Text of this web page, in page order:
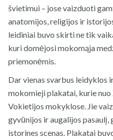
švietimui – jose vaizduoti
anatomijos, religijos ir
leidiniai buvo skirti ne tik
kuri domėjosi mokomąja
priemonėmis.
Dar vienas svarbus leidyklos
mokomieji plakatai, kurie
Vokietijos mokyklose. Jie
gyvūnijos ir augalijos
istorines scenas. Plakatai